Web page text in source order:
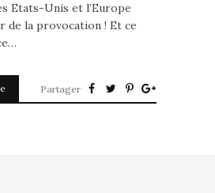
Etats-Unis et l’Europe
de la provocation ! Et ce
Partager